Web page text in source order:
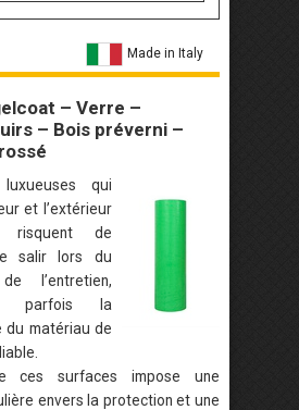
Made in Italy
– Verre –
– Bois préverni –
qui
et l’extérieur
risquent de
salir lors du
l’entretien,
parfois la
du matériau de
ces surfaces impose une
envers la protection et une